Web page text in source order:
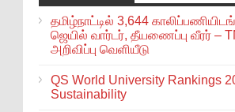
தமிழ்நாட்டில் 3,644
ஜெயில் வார்டர், தீயணைப்பு வீரர் –
அறிவிப்பு வெளியீடு
QS World University Rankings
Sustainability